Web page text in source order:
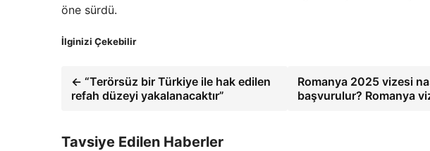
öne sürdü.
İlginizi Çekebilir
← “Terörsüz bir Türkiye ile hak edilen
refah düzeyi yakalanacaktır”
Romanya 2025 vizesi
başvurulur? Romanya
Tavsiye Edilen Haberler